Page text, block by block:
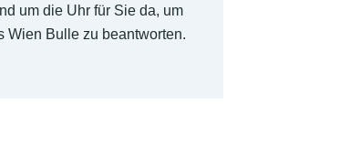
um die Uhr für Sie da, um
Wien Bulle zu beantworten.